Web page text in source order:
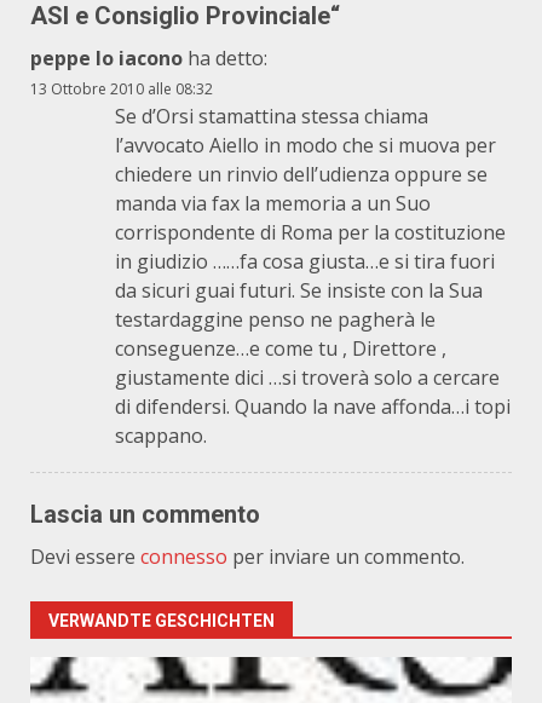
ASI e Consiglio Provinciale“
peppe lo iacono ha detto:
13 Ottobre 2010 alle 08:32
Se d’Orsi stamattina stessa chiama
l’avvocato Aiello in modo che si muova per
chiedere un rinvio dell’udienza oppure se
manda via fax la memoria a un Suo
corrispondente di Roma per la costituzione
in giudizio ……fa cosa giusta…e si tira fuori
da sicuri guai futuri. Se insiste con la Sua
testardaggine penso ne pagherà le
conseguenze…e come tu , Direttore ,
giustamente dici …si troverà solo a cercare
di difendersi. Quando la nave affonda…i topi
scappano.
Lascia un commento
Devi essere connesso per inviare un commento.
VERWANDTE GESCHICHTEN